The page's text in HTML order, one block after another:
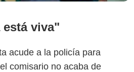
viva"
acude a la policía para
comisario no acaba de